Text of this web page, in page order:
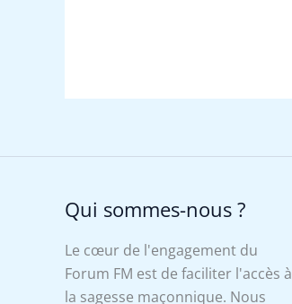
Qui sommes-nous ?
Le cœur de l'engagement du
Forum FM est de faciliter l'accès à
la sagesse maçonnique. Nous